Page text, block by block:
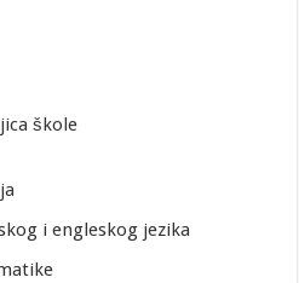
škole
i engleskog jezika